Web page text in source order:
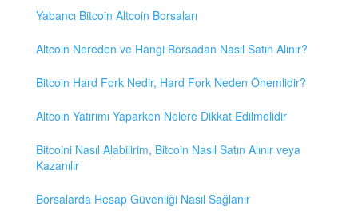
Yabancı Bitcoin Altcoin Borsaları
Altcoin Nereden ve Hangi Borsadan Nasıl Satın Alınır?
Bitcoin Hard Fork Nedir, Hard Fork Neden Önemlidir?
Altcoin Yatırımı Yaparken Nelere Dikkat Edilmelidir
Bitcoini Nasıl Alabilirim, Bitcoin Nasıl Satın Alınır veya
Kazanılır
Borsalarda Hesap Güvenliği Nasıl Sağlanır